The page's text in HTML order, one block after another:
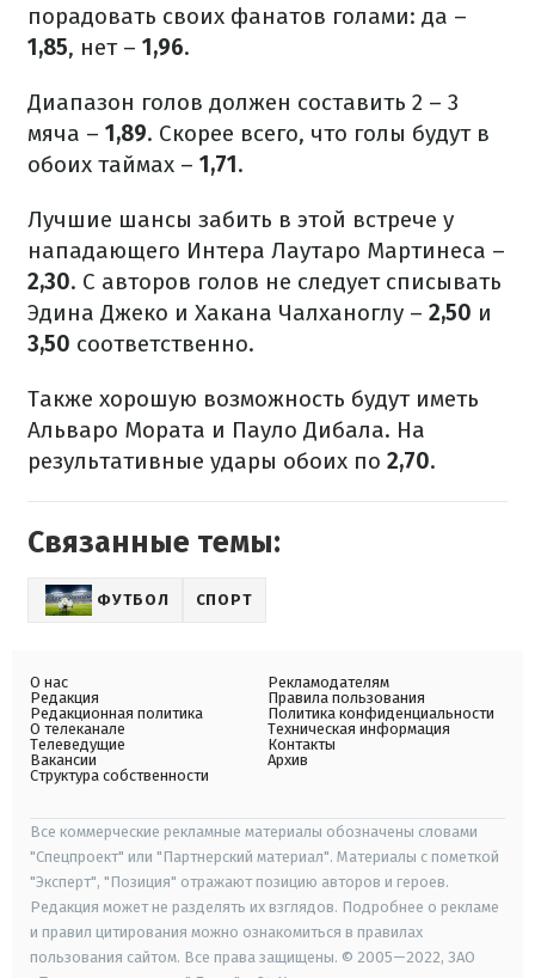
порадовать своих фанатов голами: да –
1,85, нет – 1,96.
Диапазон голов должен составить 2 – 3
мяча – 1,89. Скорее всего, что голы будут в
обоих таймах – 1,71.
Лучшие шансы забить в этой встрече у
нападающего Интера Лаутаро Мартинеса –
2,30. С авторов голов не следует списывать
Эдина Джеко и Хакана Чалханоглу – 2,50 и
3,50 соответственно.
Также хорошую возможность будут иметь
Альваро Мората и Пауло Дибала. На
результативные удары обоих по 2,70.
Связанные темы:
ФУТБОЛ СПОРТ
О нас
Редакция
Редакционная политика
О телеканале
Телеведущие
Вакансии
Структура собственности
Рекламодателям
Правила пользования
Политика конфиденциальности
Техническая информация
Контакты
Архив
Все коммерческие рекламные материалы обозначены словами
"Спецпроект" или "Партнерский материал". Материалы с пометкой
"Эксперт", "Позиция" отражают позицию авторов и героев.
Редакция может не разделять их взглядов. Подробнее о рекламе
и правил цитирования можно ознакомиться в правилах
пользования сайтом. Все права защищены. © 2005—2022, ЗАО